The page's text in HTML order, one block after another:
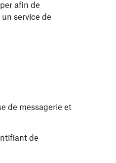
afin de
service de
de messagerie et
de